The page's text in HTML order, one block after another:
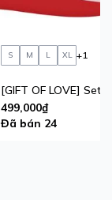
S M L XL +1
499,000₫
Đã bán 24